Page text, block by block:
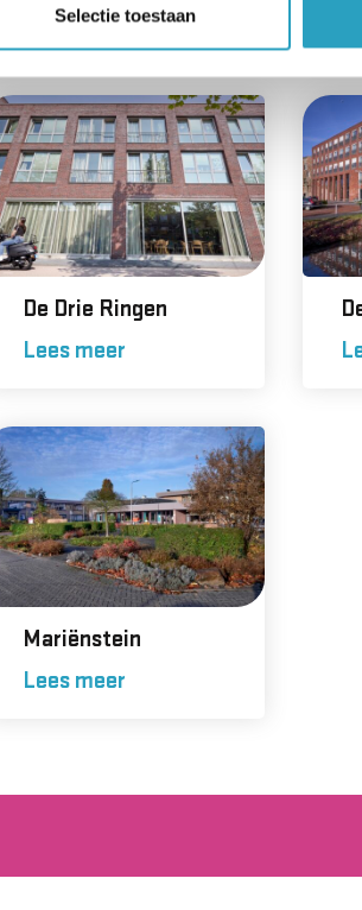
Selectie toestaan
Lees meer
De Drie Ringen
Lees meer
Mariënstein
Lees meer